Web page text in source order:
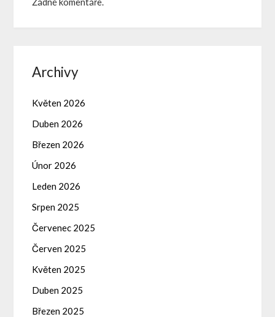
Archivy
Květen 2026
Duben 2026
Březen 2026
Únor 2026
Leden 2026
Srpen 2025
Červenec 2025
Červen 2025
Květen 2025
Duben 2025
Březen 2025